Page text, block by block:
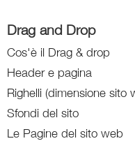
Drag and Drop
Cos'è il Drag & drop
Header e pagina
Righelli (dimensione sito
Sfondi del sito
Le Pagine del sito web